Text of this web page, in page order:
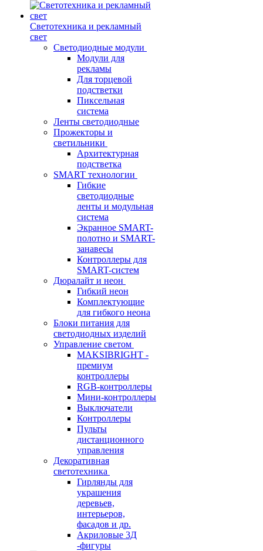
Светотехника и рекламный
свет
Светодиодные модули
Модули для
рекламы
Для торцевой
подстветки
Пиксельная
система
Ленты светодиодные
Прожекторы и
светильники
Архитектурная
подстветка
SMART технологии
Гибкие
светодиодные
ленты и модульная
система
Экранное SMART-
полотно и SMART-
занавесы
Контроллеры для
SMART-систем
Дюралайт и неон
Гибкий неон
Комплектующие
для гибкого неона
Блоки питания для
светодиодных изделий
Управление светом
MAKSIBRIGHT -
премиум
контроллеры
RGB-контроллеры
Мини-контроллеры
Выключатели
Контроллеры
Пульты
дистанционного
управления
Декоративная
светотехника
Гирлянды для
украшения
деревьев,
интерьеров,
фасадов и др.
Акриловые 3Д
-фигуры